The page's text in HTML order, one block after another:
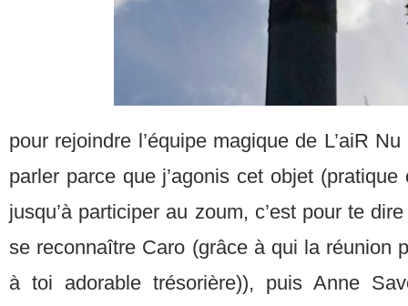
pour rejoindre l’équipe magique de L’aiR
parler parce que j’agonis cet objet
jusqu’à participer au zoum, c’est pour te
se reconnaître Caro (grâce à qui la réunion
à toi adorable trésorière)), puis Anne